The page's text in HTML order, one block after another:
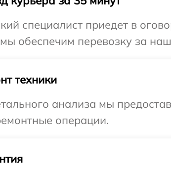
специалист приедет в
обеспечим перевозку за
техники
анализа мы
операции.